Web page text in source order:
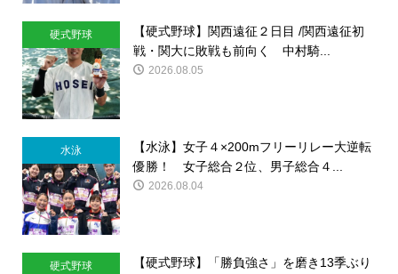
硬式野球
【硬式野球】関西遠征２日目 /関西遠征初
戦・関大に敗戦も前向く 中村騎...
2026.08.05
水泳
【水泳】女子４×200mフリーリレー大逆転
優勝！ 女子総合２位、男子総合４...
2026.08.04
硬式野球
【硬式野球】「勝負強さ」を磨き13季ぶり